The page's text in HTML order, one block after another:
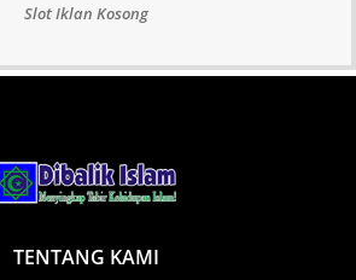
Slot Iklan Kosong
TENTANG KAMI